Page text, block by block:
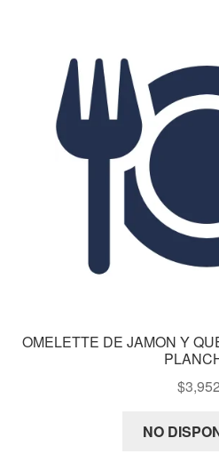
OMELETTE DE JAMON Y
$3,952
NO